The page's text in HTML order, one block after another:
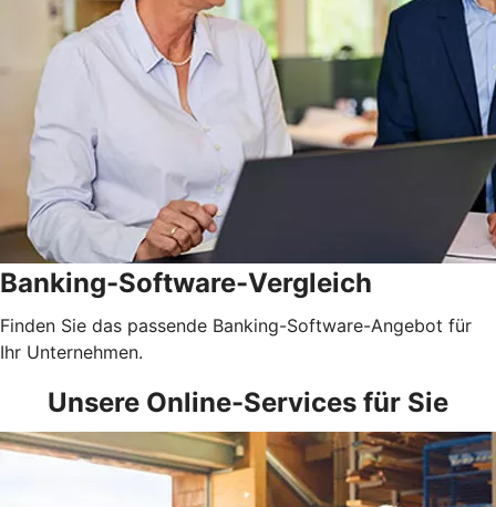
Banking-Software-Vergleich
Finden Sie das passende Banking-Software-Angebot für
Ihr Unternehmen.
Unsere Online-Services für Sie